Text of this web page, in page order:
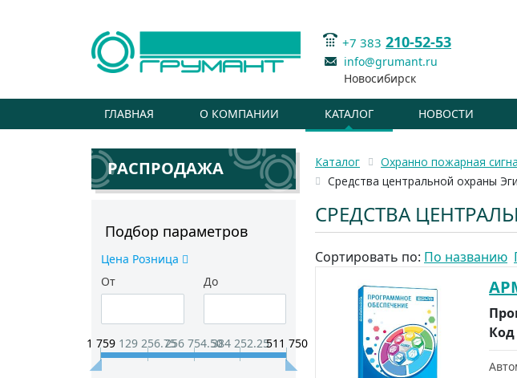
+7 383 210-52-53
info@grumant.ru
Новосибирск
ГЛАВНАЯ О КОМПАНИИ КАТАЛОГ НОВОСТИ
РАСПРОДАЖА
Подбор параметров
Цена Розница
От
До
1 759 129 256.75256 754.50384 252.25511 750
Каталог Охранно пожарная
Средства центральной охраны
СРЕДСТВА
Сортировать по: По названию
Код